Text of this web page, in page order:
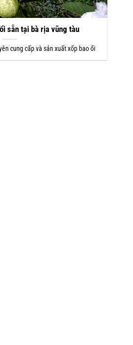
sẵn tại bà rịa vũng tàu
cung cấp và sản xuất xốp bao ổi